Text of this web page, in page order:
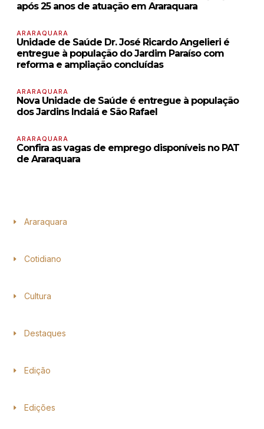
após 25 anos de atuação em Araraquara
ARARAQUARA
Unidade de Saúde Dr. José Ricardo Angelieri é
entregue à população do Jardim Paraíso com
reforma e ampliação concluídas
ARARAQUARA
Nova Unidade de Saúde é entregue à população
dos Jardins Indaiá e São Rafael
ARARAQUARA
Confira as vagas de emprego disponíveis no PAT
de Araraquara
Araraquara
Cotidiano
Cultura
Destaques
Edição
Edições